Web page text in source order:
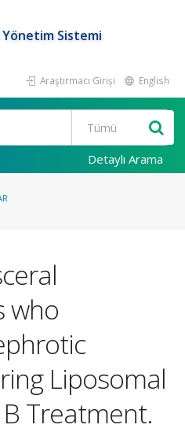
Sistemi
Araştırmacı Girişi English
Detaylı Arama
who
Liposomal
Treatment.